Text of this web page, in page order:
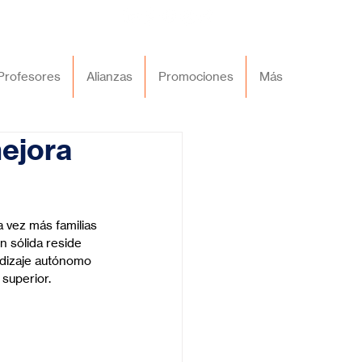
Alianzas Promociones Más
vez más familias
sólida reside
autónomo